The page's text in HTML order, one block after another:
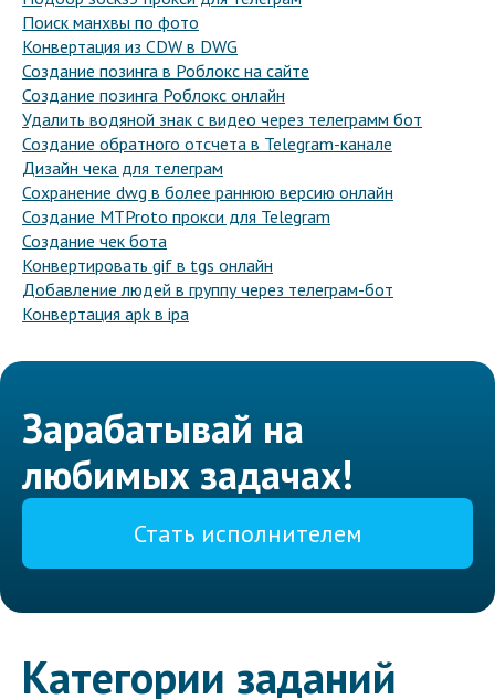
Поиск манхвы по фото
Конвертация из CDW в DWG
Создание позинга в Роблокс на сайте
Создание позинга Роблокс онлайн
Удалить водяной знак с видео через телеграмм бот
Создание обратного отсчета в Telegram-канале
Дизайн чека для телеграм
Сохранение dwg в более раннюю версию онлайн
Создание MTProto прокси для Telegram
Создание чек бота
Конвертировать gif в tgs онлайн
Добавление людей в группу через телеграм-бот
Конвертация apk в ipa
Зарабатывай на
любимых задачах!
Стать исполнителем
Категории заданий